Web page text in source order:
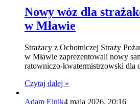
Nowy wóz dla
w Mławie
Strażacy z Ochotniczej Straży
w Mławie zaprezentowali nowy
ratowniczo-kwatermistrzowski dla
Czytaj dalej »
Adam Ejnik4 maja 2026, 20:16